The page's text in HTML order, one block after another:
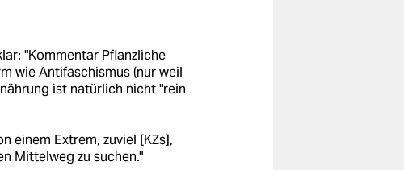
"Kommentar Pflanzliche
wie Antifaschismus (nur weil
ist natürlich nicht "rein
einem Extrem, zuviel [KZs],
Mittelweg zu suchen."